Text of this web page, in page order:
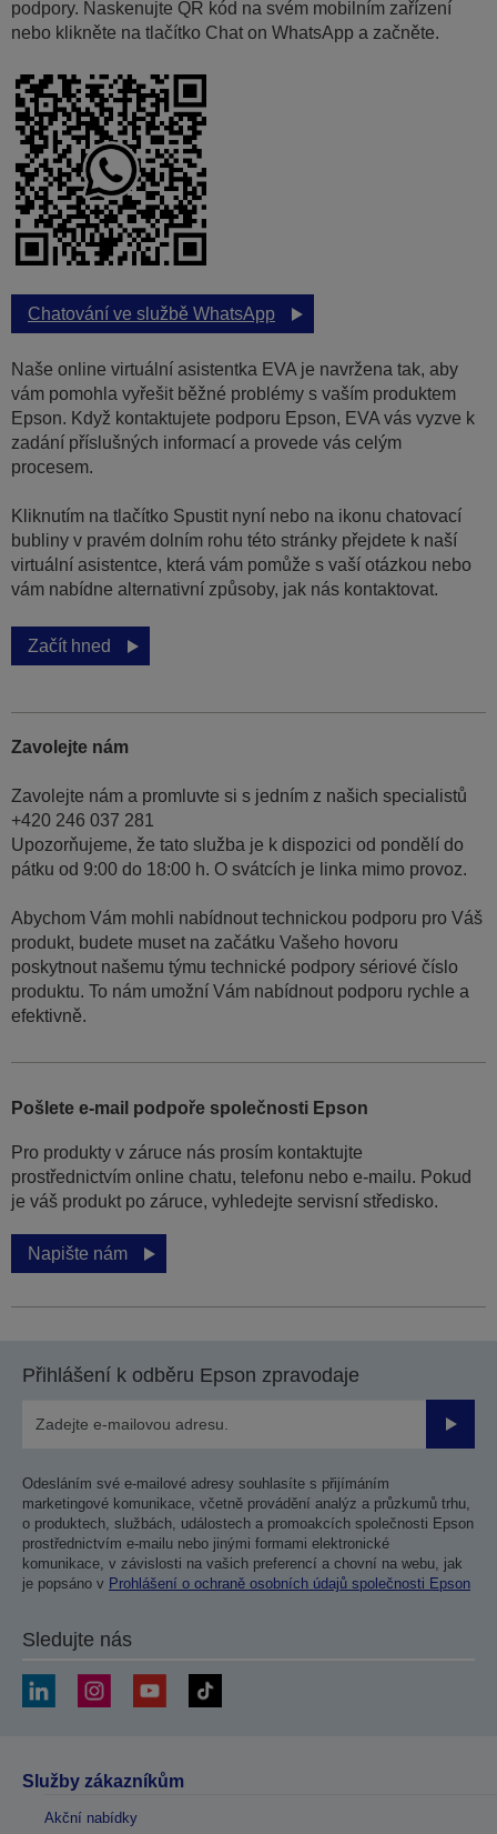
podpory. Naskenujte QR kód na svém mobilním zařízení
nebo klikněte na tlačítko Chat on WhatsApp a začněte.
Chatování ve službě WhatsApp
Naše online virtuální asistentka EVA je navržena tak, aby
vám pomohla vyřešit běžné problémy s vaším produktem
Epson. Když kontaktujete podporu Epson, EVA vás vyzve k
zadání příslušných informací a provede vás celým
procesem.
Kliknutím na tlačítko Spustit nyní nebo na ikonu chatovací
bubliny v pravém dolním rohu této stránky přejdete k naší
virtuální asistentce, která vám pomůže s vaší otázkou nebo
vám nabídne alternativní způsoby, jak nás kontaktovat.
Začít hned
Zavolejte nám
Zavolejte nám a promluvte si s jedním z našich specialistů
+420 246 037 281
Upozorňujeme, že tato služba je k dispozici od pondělí do
pátku od 9:00 do 18:00 h. O svátcích je linka mimo provoz.
Abychom Vám mohli nabídnout technickou podporu pro Váš
produkt, budete muset na začátku Vašeho hovoru
poskytnout našemu týmu technické podpory sériové číslo
produktu. To nám umožní Vám nabídnout podporu rychle a
efektivně.
Pošlete e-mail podpoře společnosti Epson
Pro produkty v záruce nás prosím kontaktujte
prostřednictvím online chatu, telefonu nebo e-mailu. Pokud
je váš produkt po záruce, vyhledejte servisní středisko.
Napište nám
Přihlášení k odběru Epson zpravodaje
Odesláním své e-mailové adresy souhlasíte s přijímáním
marketingové komunikace, včetně provádění analýz a průzkumů trhu,
o produktech, službách, událostech a promoakcích společnosti Epson
prostřednictvím e-mailu nebo jinými formami elektronické
komunikace, v závislosti na vašich preferencí a chovní na webu, jak
je popsáno v Prohlášení o ochraně osobních údajů společnosti Epson
Sledujte nás
Služby zákazníkům
Akční nabídky